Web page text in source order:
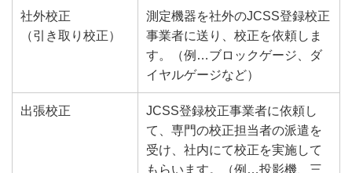
社外校正
（引き取り校正）
測定機器を社外のJCSS登録校正
事業者に送り、校正を依頼しま
す。（例…ブロックゲージ、ダ
イヤルゲージなど）
出張校正
JCSS登録校正事業者に依頼し
て、専門の校正担当者の派遣を
受け、社内にて校正を実施して
もらいます。（例…投影機、三